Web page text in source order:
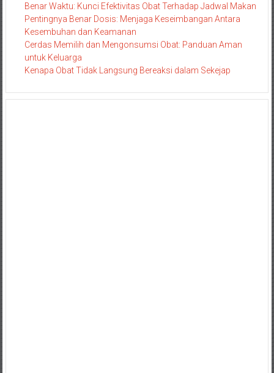
Benar Waktu: Kunci Efektivitas Obat Terhadap Jadwal Makan
Pentingnya Benar Dosis: Menjaga Keseimbangan Antara
Kesembuhan dan Keamanan
Cerdas Memilih dan Mengonsumsi Obat: Panduan Aman
untuk Keluarga
Kenapa Obat Tidak Langsung Bereaksi dalam Sekejap